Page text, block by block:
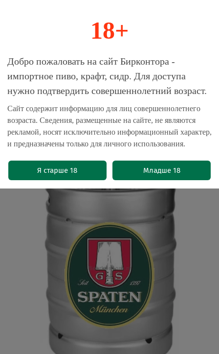
Магазин-Склад импортного пива, крафта и
Главная Бренды Пиво Шпатен / Spaten
Пиво Шпатен Мюнхен Хеллес /
Spaten Munchen Hell 30л - кег
18+
Добро пожаловать на сайт Бирконтора -
импортное пиво, крафт, сидр. Для доступа
нужно подтвердить совершеннолетний возраст.
Сайт содержит информацию для лиц совершеннолетнего
возраста. Сведения, размещенные на сайте, не являются
рекламой, носят исключительно информационный характер,
и предназначены только для личного использования.
Я старше 18 Младше 18